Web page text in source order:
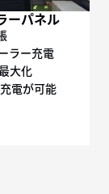
ーパネル
ラー充電
大化
電が可能